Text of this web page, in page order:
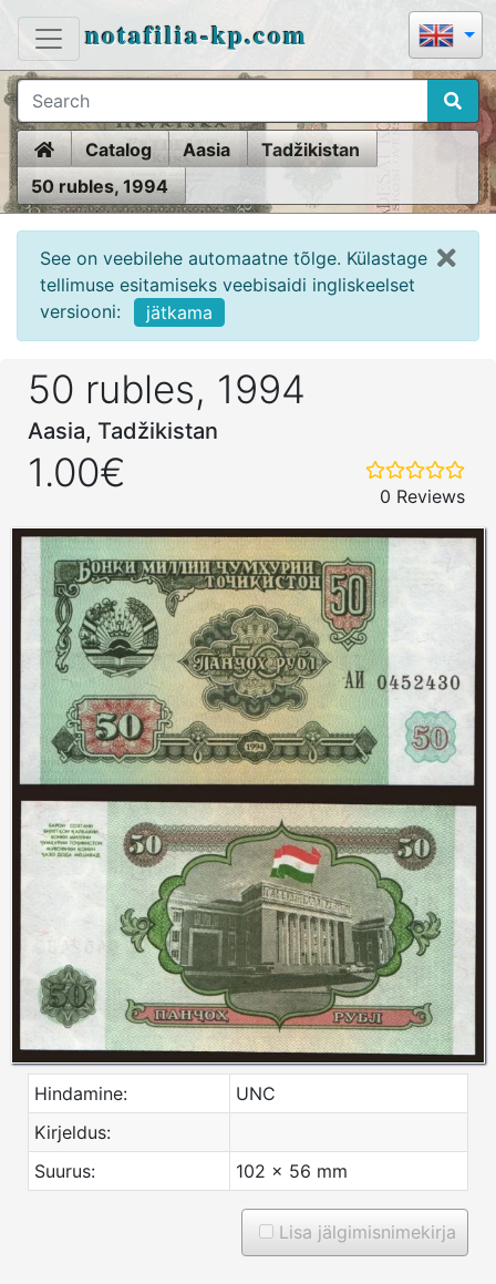
notafilia-kp.com
HomeCatalog Aasia
Tadžikistan
50 rubles, 1994
See on veebilehe automaatne tõlge. Külastage
tellimuse esitamiseks veebisaidi ingliskeelset
versiooni:
jätkama
50 rubles, 1994
Aasia, Tadžikistan
1.00€
0 Reviews
Hindamine:
UNC
Kirjeldus:
Suurus:
102 x 56 mm
Lisa jälgimisnimekirja